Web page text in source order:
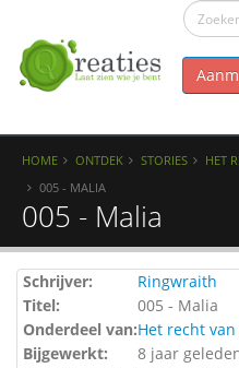
HOME ONTDEK STORIES
HET
005 - MALIA
005 - Malia
Schrijver:
Ringwraith
Titel:
005 - Malia
Onderdeel van:Het recht
Bijgewerkt:
8 jaar